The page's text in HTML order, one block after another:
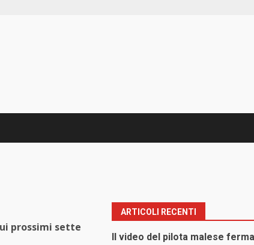
prossimi sette
ARTICOLI RECENTI
Il video del pilota malese